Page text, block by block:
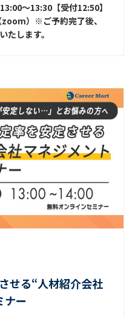
～13:30【受付12:50】
）※ご予約完了後、
たします。
せる“人材紹介会社
ナー